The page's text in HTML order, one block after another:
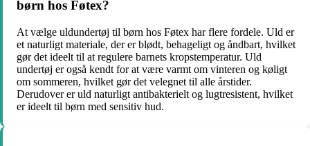
børn hos Føtex?
At vælge uldundertøj til børn hos Føtex har flere fordele. Uld er
et naturligt materiale, der er blødt, behageligt og åndbart, hvilket
gør det ideelt til at regulere barnets kropstemperatur. Uld
undertøj er også kendt for at være varmt om vinteren og køligt
om sommeren, hvilket gør det velegnet til alle årstider.
Derudover er uld naturligt antibakterielt og lugtresistent, hvilket
er ideelt til børn med sensitiv hud.